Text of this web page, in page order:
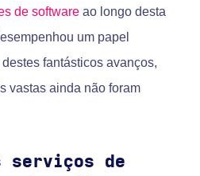
de software ao longo desta
um papel
fantásticos avanços,
vastas ainda não foram
serviços de